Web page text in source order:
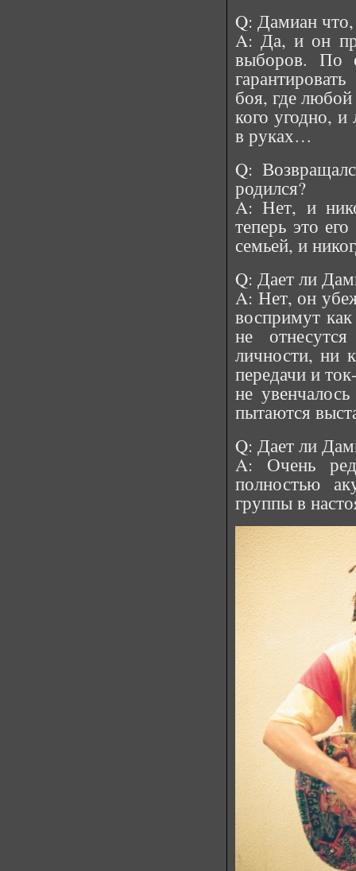
Q: Дамиан что,
A: Да, и он
выборов. По
боя, где
кого угодно,
в руках…
Q:
родился?
A: Нет, и
теперь это
семьей, и
Q: Дает ли
A: Нет, он
воспримут
не
личности, ни
передачи и
не
пытаются
Q: Дает ли
A: Очень
полностью
группы в